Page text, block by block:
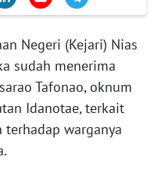
Negeri (Kejari) Nias
sudah menerima
Tafonao, oknum
Idanotae, terkait
terhadap warganya